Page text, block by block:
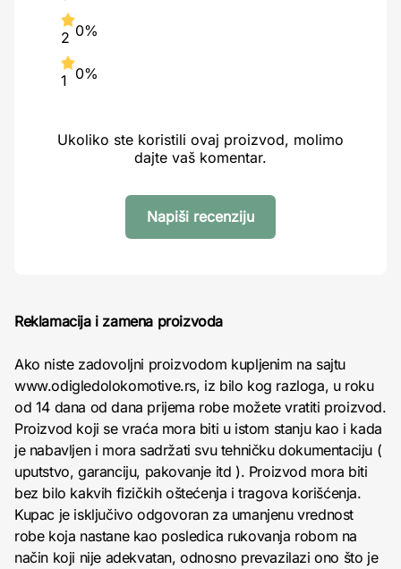
2 0%
1 0%
Ukoliko ste koristili ovaj proizvod, molimo
dajte vaš komentar.
Napiši recenziju
Reklamacija i zamena proizvoda
Ako niste zadovoljni proizvodom kupljenim na sajtu
www.odigledolokomotive.rs, iz bilo kog razloga, u roku
od 14 dana od dana prijema robe možete vratiti proizvod.
Proizvod koji se vraća mora biti u istom stanju kao i kada
je nabavljen i mora sadržati svu tehničku dokumentaciju (
uputstvo, garanciju, pakovanje itd ). Proizvod mora biti
bez bilo kakvih fizičkih oštećenja i tragova korišćenja.
Kupac je isključivo odgovoran za umanjenu vrednost
robe koja nastane kao posledica rukovanja robom na
način koji nije adekvatan, odnosno prevazilazi ono što je